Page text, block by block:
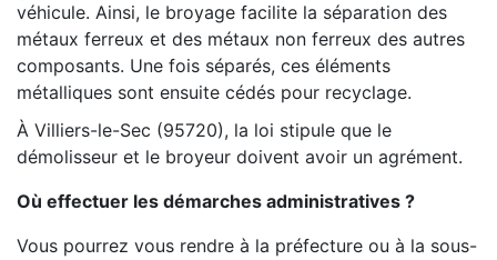
véhicule. Ainsi, le broyage facilite la séparation des
métaux ferreux et des métaux non ferreux des autres
composants. Une fois séparés, ces éléments
métalliques sont ensuite cédés pour recyclage.
À Villiers-le-Sec (95720), la loi stipule que le
démolisseur et le broyeur doivent avoir un agrément.
Où effectuer les démarches administratives ?
Vous pourrez vous rendre à la préfecture ou à la sous-